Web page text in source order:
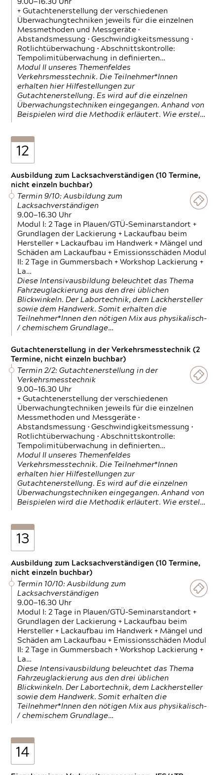
9.00—16.30 Uhr
+ Gutachtenerstellung der verschiedenen
Überwachungtechniken jeweils für die einzelnen
Messmethoden und Messgeräte •
Abstandsmessung • Geschwindigkeitsmessung •
Rotlichtüberwachung • Abschnittskontrolle:
Tempolimitüberwachung in definierten…
Modul II unseres Themenfeldes
Verkehrsmesstechnik. Die Teilnehmer*Innen
erhalten hier Hilfestellungen zur
Gutachtenerstellung. Es wird auf die einzelnen
Überwachungstechniken eingegangen. Anhand von
Beispielen wird die Methodik erläutert. Wie erstel…
12
Ausbildung zum Lacksachverständigen (10 Termine,
nicht einzeln buchbar)
Termin 9/10: Ausbildung zum
Lacksachverständigen
9.00—16.30 Uhr
Modul I: 2 Tage in Plauen/GTÜ-Seminarstandort +
Grundlagen der Lackierung + Lackaufbau beim
Hersteller + Lackaufbau im Handwerk + Mängel und
Schäden am Lackaufbau + Emissionsschäden Modul
II: 2 Tage in Gummersbach + Workshop Lackierung +
La…
Diese Intensivausbildung beleuchtet das Thema
Fahrzeuglackierung aus den drei üblichen
Blickwinkeln. Der Labortechnik, dem Lackhersteller
sowie dem Handwerk. Somit erhalten die
Teilnehmer*Innen den nötigen Mix aus physikalisch-
/ chemischem Grundlage…
Gutachtenerstellung in der Verkehrsmesstechnik (2
Termine, nicht einzeln buchbar)
Termin 2/2: Gutachtenerstellung in der
Verkehrsmesstechnik
9.00—16.30 Uhr
+ Gutachtenerstellung der verschiedenen
Überwachungtechniken jeweils für die einzelnen
Messmethoden und Messgeräte •
Abstandsmessung • Geschwindigkeitsmessung •
Rotlichtüberwachung • Abschnittskontrolle:
Tempolimitüberwachung in definierten…
Modul II unseres Themenfeldes
Verkehrsmesstechnik. Die Teilnehmer*Innen
erhalten hier Hilfestellungen zur
Gutachtenerstellung. Es wird auf die einzelnen
Überwachungstechniken eingegangen. Anhand von
Beispielen wird die Methodik erläutert. Wie erstel…
13
Ausbildung zum Lacksachverständigen (10 Termine,
nicht einzeln buchbar)
Termin 10/10: Ausbildung zum
Lacksachverständigen
9.00—16.30 Uhr
Modul I: 2 Tage in Plauen/GTÜ-Seminarstandort +
Grundlagen der Lackierung + Lackaufbau beim
Hersteller + Lackaufbau im Handwerk + Mängel und
Schäden am Lackaufbau + Emissionsschäden Modul
II: 2 Tage in Gummersbach + Workshop Lackierung +
La…
Diese Intensivausbildung beleuchtet das Thema
Fahrzeuglackierung aus den drei üblichen
Blickwinkeln. Der Labortechnik, dem Lackhersteller
sowie dem Handwerk. Somit erhalten die
Teilnehmer*Innen den nötigen Mix aus physikalisch-
/ chemischem Grundlage…
14